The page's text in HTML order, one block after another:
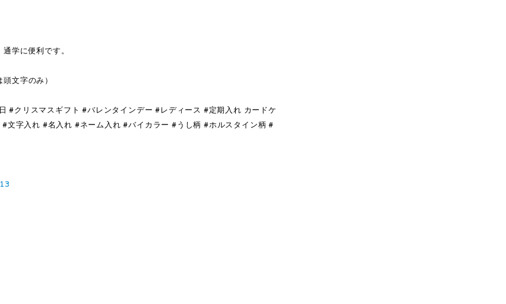
学に便利です。
文字のみ）
#クリスマスギフト #バレンタインデー #レディース #定期入れ カードケ
文字入れ #名入れ #ネーム入れ #バイカラー #うし柄 #ホルスタイン柄 #